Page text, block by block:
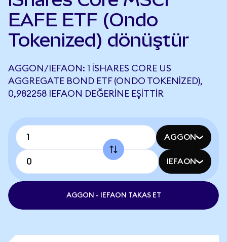
EAFE ETF (Ondo
Tokenized) dönüştür
AGGON/IEFAON: 1 ISHARES CORE US
AGGREGATE BOND ETF (ONDO TOKENIZED),
0,982258 IEFAON DEĞERINE EŞITTIR
AGGON
IEFAON
AGGON - IEFAON TAKAS ET